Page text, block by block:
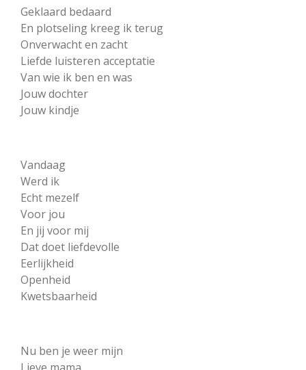
Geklaard bedaard
En plotseling kreeg ik terug
Onverwacht en zacht
Liefde luisteren acceptatie
Van wie ik ben en was
Jouw dochter
Jouw kindje
Vandaag
Werd ik
Echt mezelf
Voor jou
En jij voor mij
Dat doet liefdevolle
Eerlijkheid
Openheid
Kwetsbaarheid
Nu ben je weer mijn
Lieve mama